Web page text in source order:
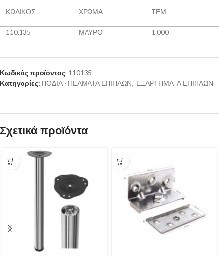
ΚΩΔΙΚΟΣ ΧΡΩΜΑ ΤΕΜ
110.135 ΜΑΥΡΟ 1.000
Κωδικός προϊόντος: 110135
Κατηγορίες: ΠΟΔΙΑ - ΠΕΛΜΑΤΑ ΕΠΙΠΛΩΝ, ΕΞΑΡΤΗΜΑΤΑ ΕΠΙΠΛΩΝ
Σχετικά προϊόντα